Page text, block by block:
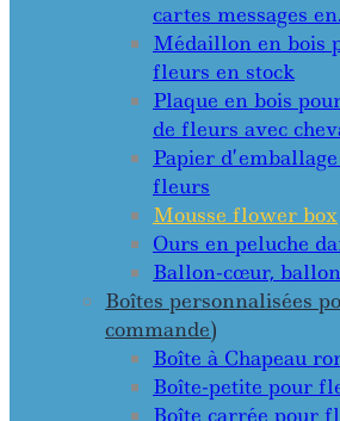
cartes messages
Médaillon en bois
fleurs en stock
Plaque en bois
de fleurs avec
Papier
fleurs
Mousse flower box
Ours en peluche
Ballon-cœur,
Boîtes personnalisées
commande)
Boîte à Chapeau
Boîte-petite pour
Boîte carrée pour